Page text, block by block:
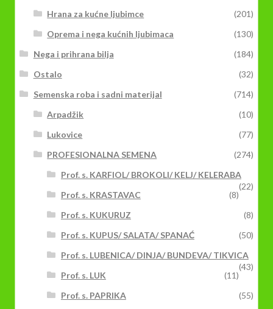
Hrana za kućne ljubimce
(201)
Oprema i nega kućnih ljubimaca
(130)
Nega i prihrana bilja
(184)
Ostalo
(32)
Semenska roba i sadni materijal
(714)
Arpadžik
(10)
Lukovice
(77)
PROFESIONALNA SEMENA
(274)
Prof. s. KARFIOL/ BROKOLI/ KELJ/ KELERABA
(22)
Prof. s. KRASTAVAC
(8)
Prof. s. KUKURUZ
(8)
Prof. s. KUPUS/ SALATA/ SPANAĆ
(50)
Prof. s. LUBENICA/ DINJA/ BUNDEVA/ TIKVICA
(43)
Prof. s. LUK
(11)
Prof. s. PAPRIKA
(55)